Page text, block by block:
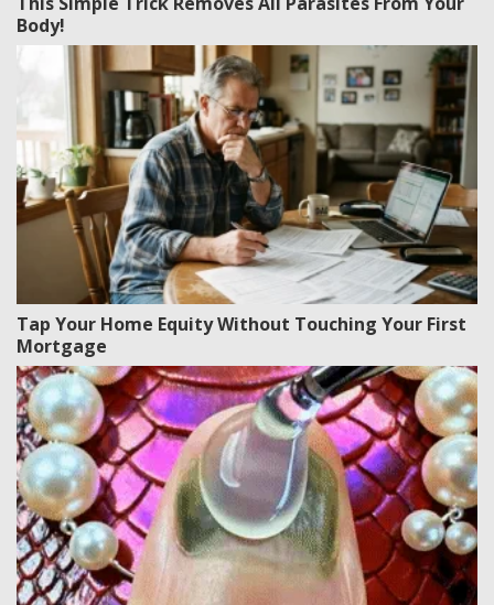
Body!
Tap Your Home Equity Without Touching Your First
Mortgage